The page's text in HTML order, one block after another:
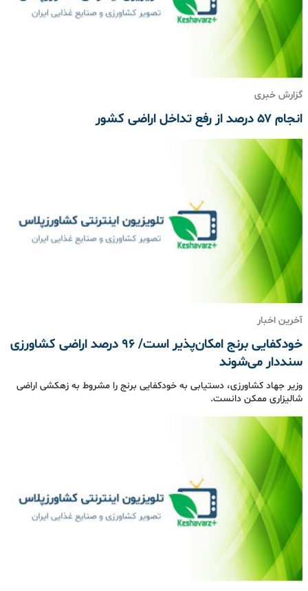
گزارش خبری
انجام ۵۷ درصد از رفع تداخل اراضی کشور
آخرین اخبار
خودکفایی برنج امکان‌پذیر است/ ۹۶ درصد اراضی کشاورزی
سنددار می‌شوند
وزیر جهاد کشاورزی، دستیابی به خودکفایی برنج را مشروط به زهکشی اراضی
شالیزاری ممکن دانست.